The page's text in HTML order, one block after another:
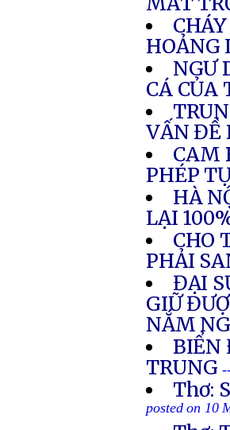
HOẢNG
NGƯ
CÁ CỦA
VẤN ĐỀ
CAM
PHÉP
HÀ
LẠI
CHO
PHẢI
ĐẠI
GIỮ
NẮM
BIỂN
TRUNG
Thơ:
posted on 10